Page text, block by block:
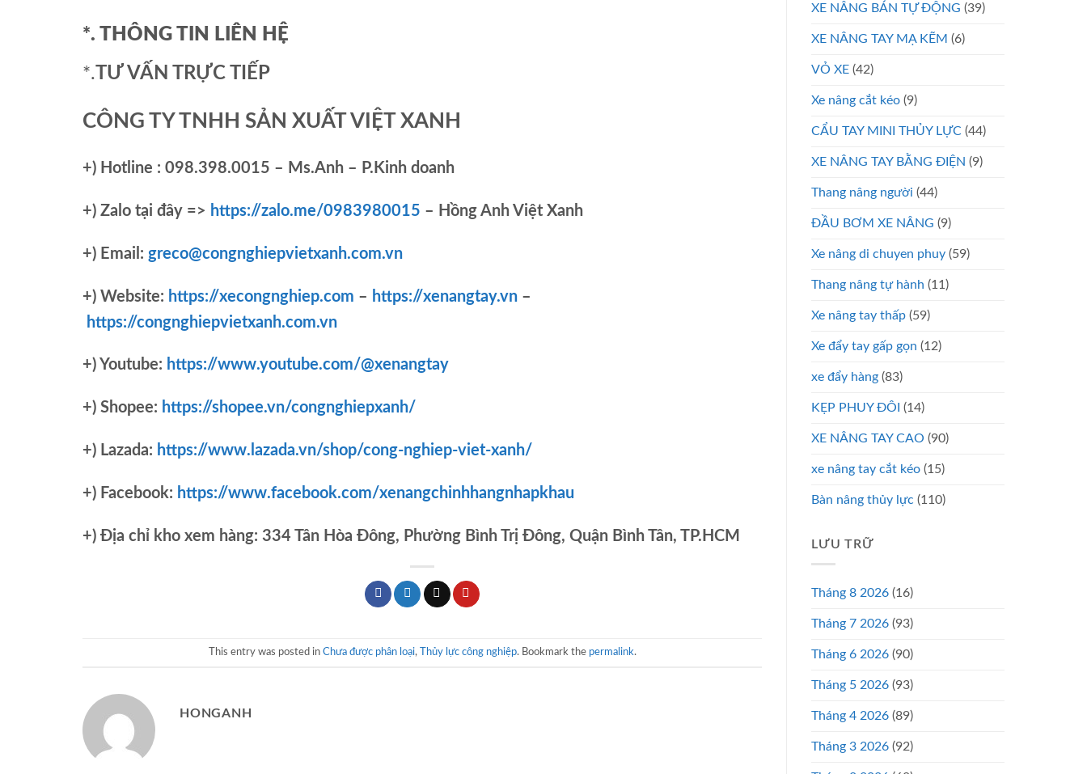
*. THÔNG TIN LIÊN HỆ
*.TƯ VẤN TRỰC TIẾP
CÔNG TY TNHH SẢN XUẤT VIỆT XANH
+) Hotline : 098.398.0015 – Ms.Anh – P.Kinh doanh
+) Zalo tại đây => https://zalo.me/0983980015 – Hồng Anh Việt Xanh
+) Email: greco@congnghiepvietxanh.com.vn
+) Website: https://xecongnghiep.com – https://xenangtay.vn –
https://congnghiepvietxanh.com.vn
+) Youtube: https://www.youtube.com/@xenangtay
+) Shopee: https://shopee.vn/congnghiepxanh/
+) Lazada: https://www.lazada.vn/shop/cong-nghiep-viet-xanh/
+) Facebook: https://www.facebook.com/xenangchinhhangnhapkhau
+) Địa chỉ kho xem hàng: 334 Tân Hòa Đông, Phường Bình Trị Đông, Quận Bình Tân, TP.HCM
This entry was posted in Chưa được phân loại, Thủy lực công nghiệp. Bookmark the permalink.
HONGANH
XE NÂNG BÁN TỰ ĐỘNG (39)
XE NÂNG TAY MẠ KẼM (6)
VỎ XE (42)
Xe nâng cắt kéo (9)
CẨU TAY MINI THỦY LỰC (44)
XE NÂNG TAY BẰNG ĐIỆN (9)
Thang nâng người (44)
ĐẦU BƠM XE NÂNG (9)
Xe nâng di chuyen phuy (59)
Thang nâng tự hành (11)
Xe nâng tay thấp (59)
Xe đẩy tay gấp gọn (12)
xe đẩy hàng (83)
KẸP PHUY ĐÔI (14)
XE NÂNG TAY CAO (90)
xe nâng tay cắt kéo (15)
Bàn nâng thủy lực (110)
LƯU TRỮ
Tháng 8 2026 (16)
Tháng 7 2026 (93)
Tháng 6 2026 (90)
Tháng 5 2026 (93)
Tháng 4 2026 (89)
Tháng 3 2026 (92)